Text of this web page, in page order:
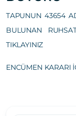
TAPUNUN 43654
BULUNAN
TIKLAYINIZ
ENCÜMEN KARARI